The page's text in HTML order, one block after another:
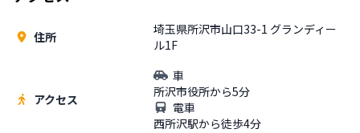
住所
埼玉県所沢市山口33-1 グランディー
ル1F
アクセス
車
所沢市役所から5分
電車
西所沢駅から徒歩4分